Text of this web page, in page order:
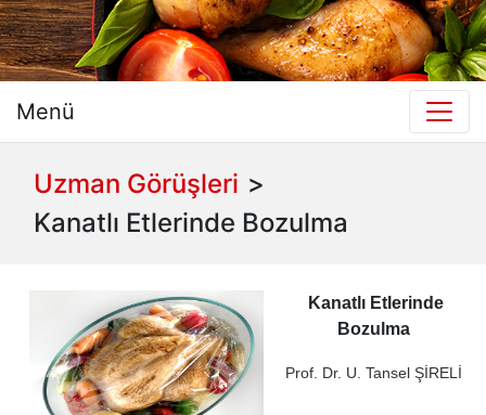
Menü
Uzman Görüşleri >
Kanatlı Etlerinde Bozulma
Kanatlı Etlerinde
Bozulma
Prof. Dr. U. Tansel ŞİRELİ